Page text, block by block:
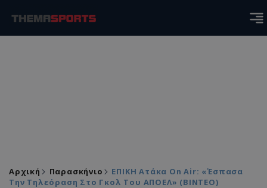
Αρχική Παρασκήνιο
ΕΠΙΚΗ Ατάκα On Air: «Έσπασα
Την Τηλεόραση Στο Γκολ Του ΑΠΟΕΛ» (ΒΙΝΤΕΟ)